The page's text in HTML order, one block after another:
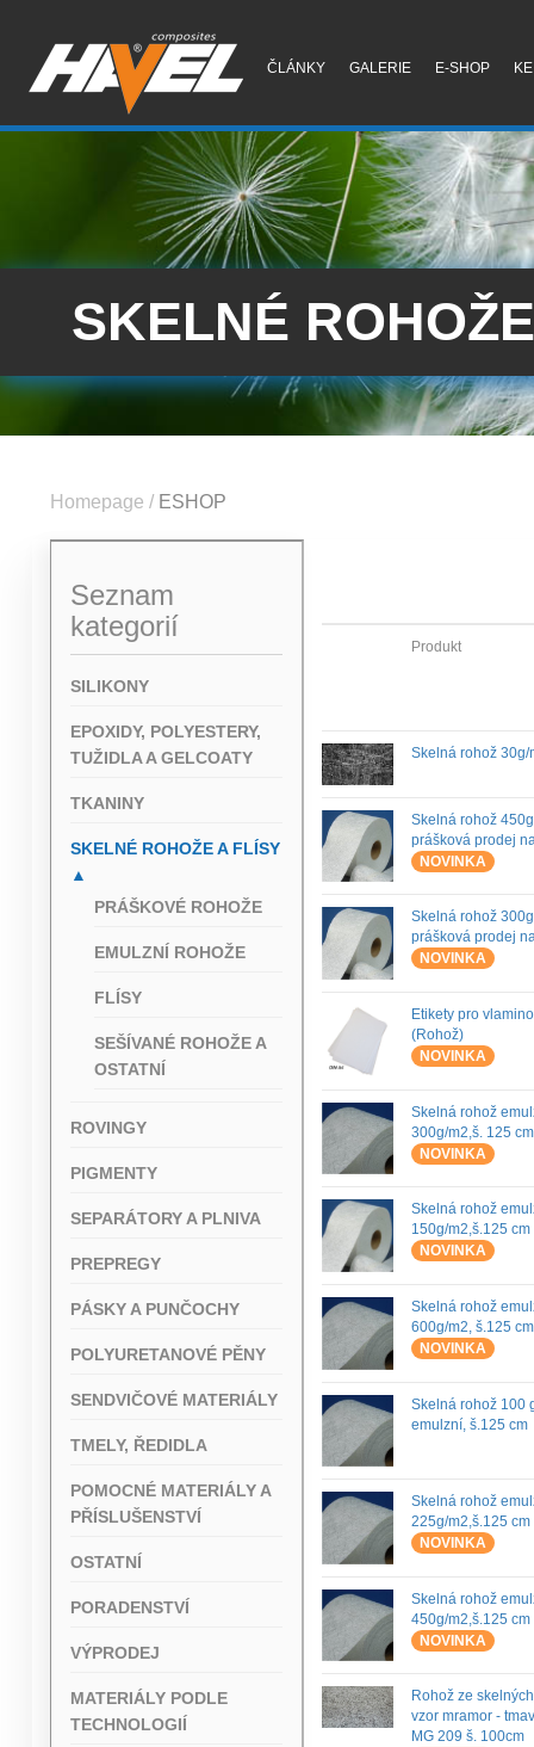
ČLÁNKY GALERIE E-SHOP
SKELNÉ
Homepage / ESHOP
Seznam
kategorií
SILIKONY
EPOXIDY, POLYESTERY,
TUŽIDLA A GELCOATY
TKANINY
SKELNÉ ROHOŽE A FLÍSY
▲
PRÁŠKOVÉ ROHOŽE
EMULZNÍ ROHOŽE
FLÍSY
SEŠÍVANÉ ROHOŽE A
OSTATNÍ
ROVINGY
PIGMENTY
SEPARÁTORY A PLNIVA
PREPREGY
PÁSKY A PUNČOCHY
POLYURETANOVÉ PĚNY
SENDVIČOVÉ MATERIÁLY
TMELY, ŘEDIDLA
POMOCNÉ MATERIÁLY A
PŘÍSLUŠENSTVÍ
OSTATNÍ
PORADENSTVÍ
VÝPRODEJ
MATERIÁLY PODLE
TECHNOLOGIÍ
Produkt
Skelná rohož 30g/
Skelná rohož
prášková prodej
NOVINKA
Skelná rohož
prášková prodej
NOVINKA
Etikety pro
(Rohož)
NOVINKA
Skelná rohož
300g/m2,š. 125 cm
NOVINKA
Skelná rohož
150g/m2,š.125 cm
NOVINKA
Skelná rohož
600g/m2, š.125 cm
NOVINKA
Skelná rohož 100
emulzní, š.125 cm
Skelná rohož
225g/m2,š.125 cm
NOVINKA
Skelná rohož
450g/m2,š.125 cm
NOVINKA
Rohož ze
vzor mramor -
MG 209 š. 100cm